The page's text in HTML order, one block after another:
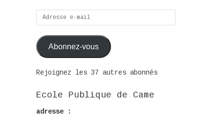
Adresse
e-
mail
Abonnez-vous
Rejoignez les 37 autres abonnés
Ecole Publique de Came
adresse :